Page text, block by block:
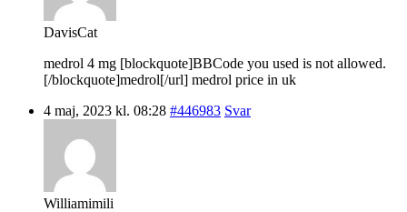
DavisCat
medrol 4 mg [blockquote]BBCode you used is not allowed.
[/blockquote]medrol[/url] medrol price in uk
4 maj, 2023 kl. 08:28 #446983 Svar
Williamimili